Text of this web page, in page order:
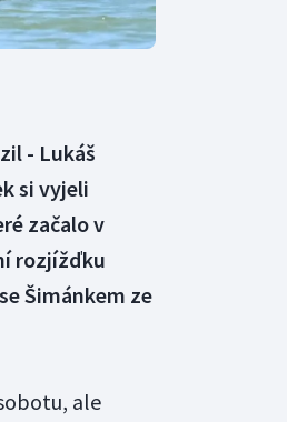
- Lukáš
si vyjeli
začalo v
rozjížďku
Šimánkem ze
ale